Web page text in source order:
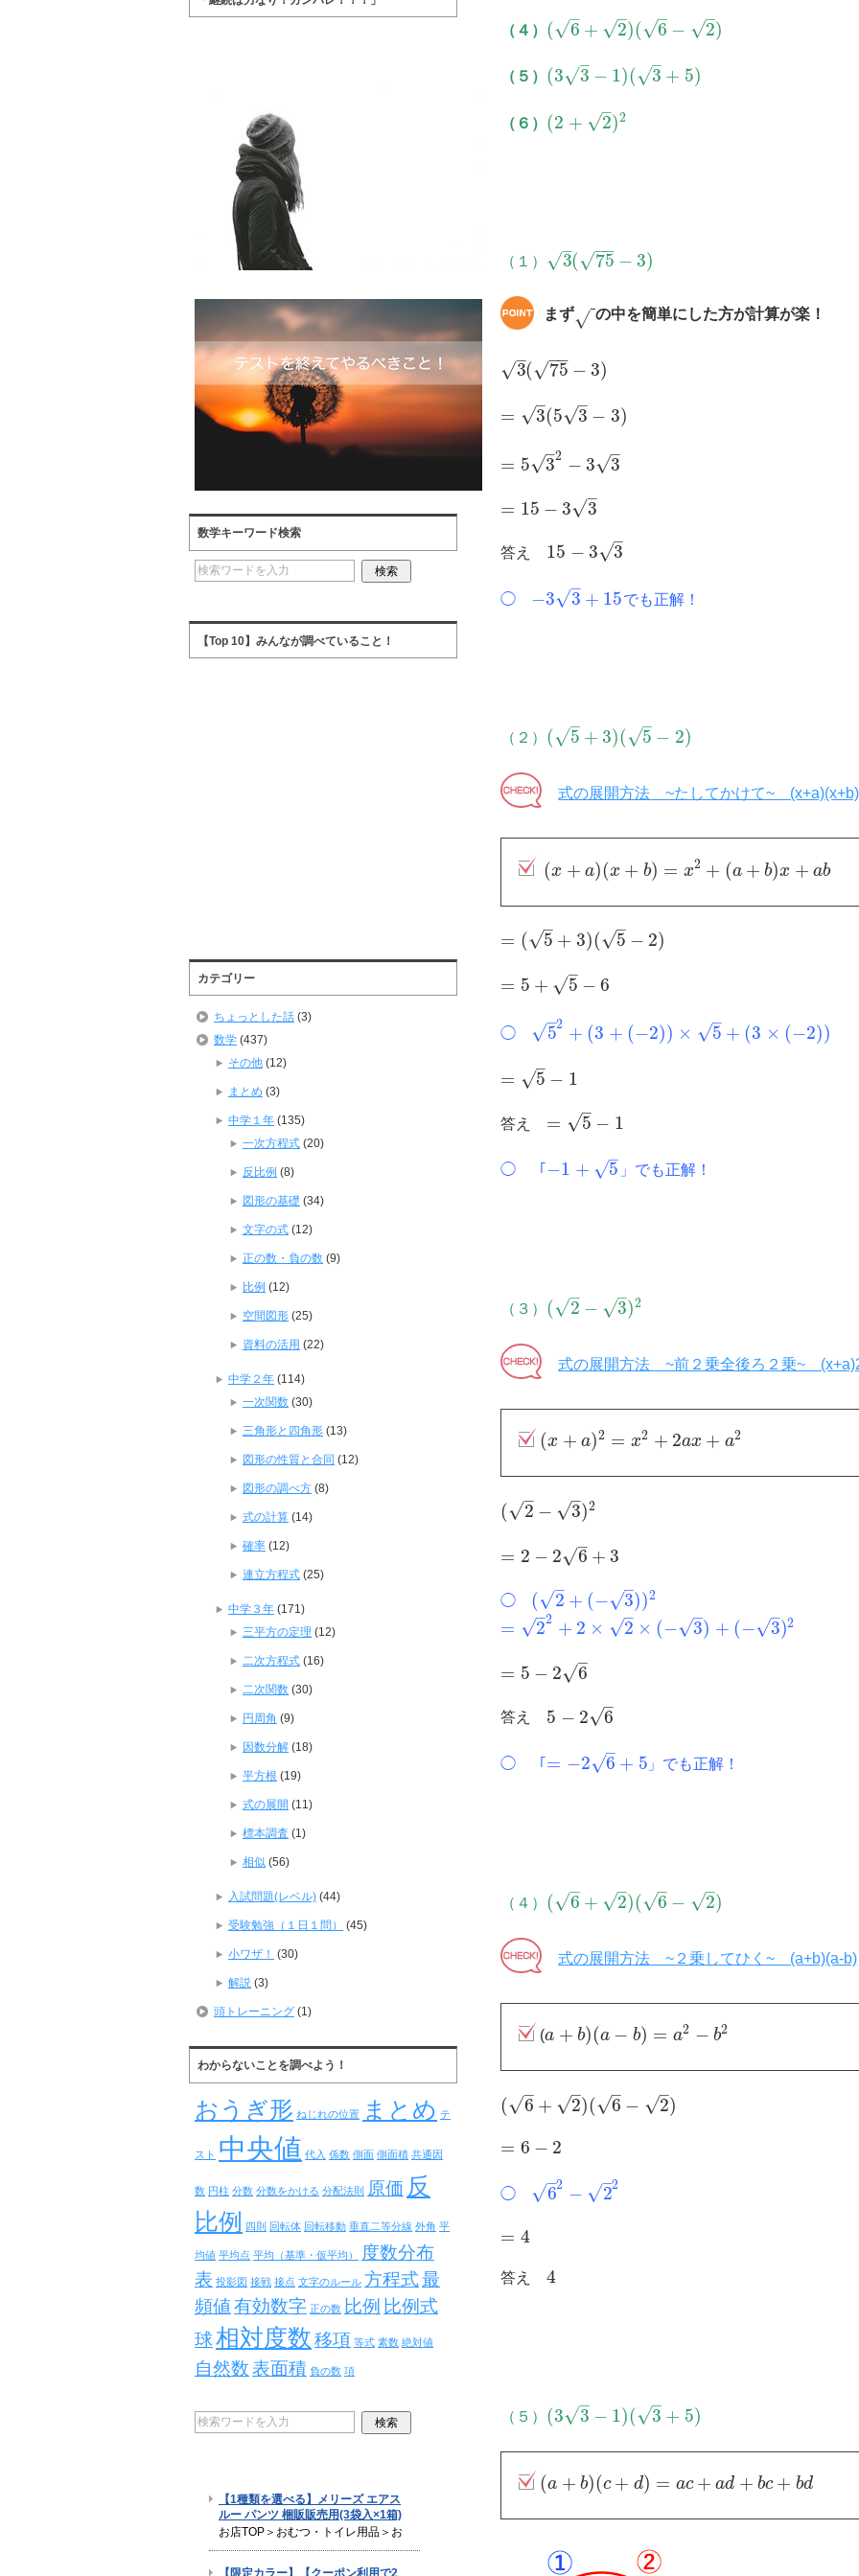
（４） ( 6
–
√ + 2
–
√ )( 6
–
√ − 2
–
√ )
（５） (3 3
–
√ − 1)( 3
–
√ + 5)
（６） (2 + 2
–
√ )2
（１） 3
–
√ ( 75
−−
√ − 3)
まず√ の中を簡単にした方が計算が楽！
3
–
√ ( 75
−−
√ − 3)
= 3
–
√ (5 3
–
√ − 3)
= 5 3
–
√ 2 − 3 3
–
√
= 15 − 3 3
–
√
答え 15 − 3 3
–
√
◯ −3 3
–
√ + 15でも正解！
（２） ( 5
–
√ + 3)( 5
–
√ − 2)
式の展開方法 ~たしてかけて~ (x+a)(x+b)
(x + a)(x + b) = x2 + (a + b)x + ab
= ( 5
–
√ + 3)( 5
–
√ − 2)
= 5 + 5
–
√ − 6
◯ 5
–
√ 2 + (3 + (−2)) × 5
–
√ + (3 × (−2))
= 5
–
√ − 1
答え = 5
–
√ − 1
◯ 「 −1 + 5
–
√ 」でも正解！
（３） ( 2
–
√ − 3
–
√ )2
式の展開方法 ~前２乗全後ろ２乗~
(x + a)2 = x2 + 2ax + a2
( 2
–
√ − 3
–
√ )2
= 2 − 2 6
–
√ + 3
◯ ( 2
–
√ + (− 3
–
√ ))2
= 2
–
√ 2 + 2 × 2
–
√ × (− 3
–
√ ) + (− 3
–
√ )2
= 5 − 2 6
–
√
答え 5 − 2 6
–
√
◯ 「 = −2 6
–
√ + 5 」でも正解！
（４） ( 6
–
√ + 2
–
√ )( 6
–
√ − 2
–
√ )
式の展開方法 ~２乗してひく~ (a+b)(a-b)
(a + b)(a − b) = a2 − b2
( 6
–
√ + 2
–
√ )( 6
–
√ − 2
–
√ )
= 6 − 2
◯ 6
–
√ 2 − 2
–
√ 2
= 4
答え4
（５） (3 3
–
√ − 1 )( 3
–
√ + 5)
(a + b)(c + d) = ac + ad + bc + bd
数学キーワード検索
【Top 10】みんなが調べていること！
カテゴリー
ちょっとした話 (3)
数学 (437)
その他 (12)
まとめ (3)
中学１年 (135)
一次方程式 (20)
反比例 (8)
図形の基礎 (34)
文字の式 (12)
正の数・負の数 (9)
比例 (12)
空間図形 (25)
資料の活用 (22)
中学２年 (114)
一次関数 (30)
三角形と四角形 (13)
図形の性質と合同 (12)
図形の調べ方 (8)
式の計算 (14)
確率 (12)
連立方程式 (25)
中学３年 (171)
三平方の定理 (12)
二次方程式 (16)
二次関数 (30)
円周角 (9)
因数分解 (18)
平方根 (19)
式の展開 (11)
標本調査 (1)
相似 (56)
入試問題(レベル) (44)
受験勉強（１日１問） (45)
小ワザ！ (30)
解説 (3)
頭トレーニング (1)
わからないことを調べよう！
おうぎ形 ねじれの位置 まとめ テ
スト 中央値 代入 係数 側面 側面積 共通因
数 円柱 分数 分数をかける 分配法則 原価 反
比例
四則 回転体 回転移動 垂直二等分線 外角 平
均値 平均点 平均（基準・仮平均）
度数分布
表 投影図 接戦 接点 文字のルール 方程式最
頻値有効数字 正の数 比例 比例式
球相対度数移項 等式 素数 絶対値
自然数表面積 負の数 項